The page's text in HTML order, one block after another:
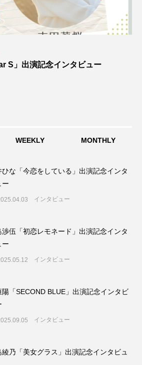
S」出演記念インタビュー
WEEKLY MONTHLY
ひな「今恋をしている」出演記念インタ
ー
インタビュー
渉伍「初恋レモネード」出演記念インタ
ー
インタビュー
陽「SECOND BLUE」出演記念インタビ
インタビュー
綾乃「美女グラス」出演記念インタビュ